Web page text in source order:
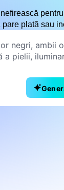
plată sau